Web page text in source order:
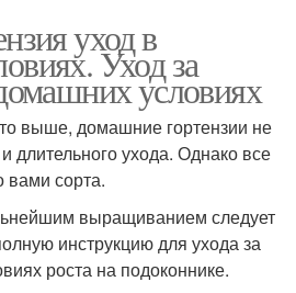
уход в
Уход за
условиях
выше, домашние гортензии не
длительного ухода. Однако все
вами сорта.
выращиванием следует
инструкцию для ухода за
роста на подоконнике.